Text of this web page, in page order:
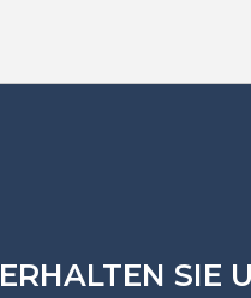
ERHALTEN SIE